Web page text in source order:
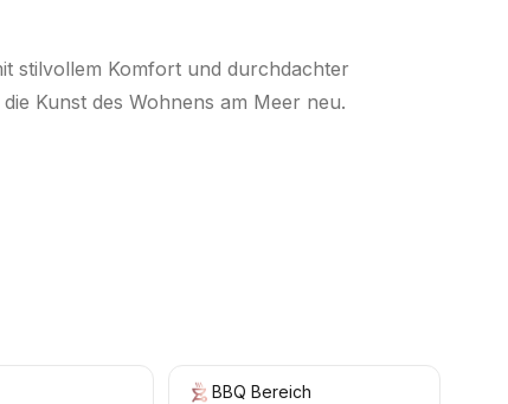
stilvollem Komfort und durchdachter
Kunst des Wohnens am Meer neu.
BBQ Bereich